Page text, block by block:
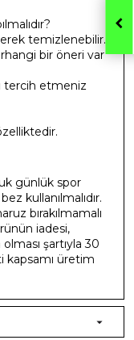
temizlenebilir.
bir öneri var
tercih etmeniz
günlük spor
kullanılmalıdır.
bırakılmamalı
iadesi,
şartıyla 30
kapsamı üretim